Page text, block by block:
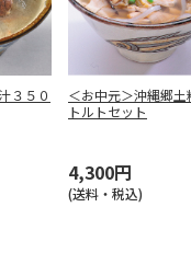
３５０
＜お中元＞沖縄郷土
トルトセット
4,300円
(送料・税込)